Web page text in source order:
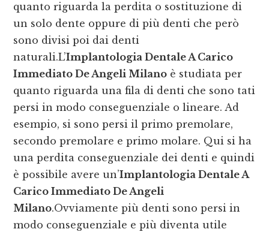
quanto riguarda la perdita o sostituzione di
un solo dente oppure di più denti che però
sono divisi poi dai denti
naturali.L’Implantologia Dentale A Carico
Immediato De Angeli Milano è studiata per
quanto riguarda una fila di denti che sono tati
persi in modo conseguenziale o lineare. Ad
esempio, si sono persi il primo premolare,
secondo premolare e primo molare. Qui si ha
una perdita conseguenziale dei denti e quindi
è possibile avere un’Implantologia Dentale A
Carico Immediato De Angeli
Milano.Ovviamente più denti sono persi in
modo conseguenziale e più diventa utile